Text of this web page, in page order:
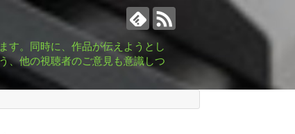
す。同時に、作品が伝えようとし
、他の視聴者のご意見も意識しつ